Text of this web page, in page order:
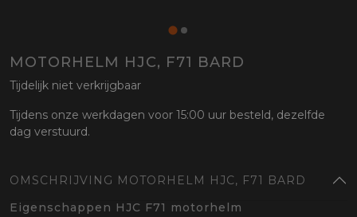
MOTORHELM HJC, F71 BARD
Tijdelijk niet verkrijgbaar
Tijdens onze werkdagen voor 15:00 uur besteld, dezelfde
dag verstuurd.
OMSCHRIJVING MOTORHELM HJC, F71 BARD
Eigenschappen HJC F71 motorhelm